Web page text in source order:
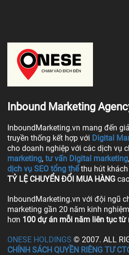
Inbound Marketing
InboundMarketing.vn mang đến
truyền thống kết hợp với Digital
cho doanh nghiệp với các dịch vụ
marketing, tư vấn Digital marketing,
dịch vụ SEO tổng thể thu hút
TỶ LỆ CHUYỂN ĐỔI MUA HÀNG
InboundMarketing.vn với đội ngũ
marketing gần 20 năm kinh
hơn 100 dự án mỗi năm liên tục từ
ONESE HOLDINGS © 2007. ALL
CHÍNH SÁCH QUYỀN RIÊNG TƯ